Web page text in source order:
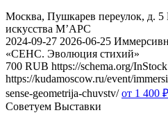
Москва, Пушкарев переулок, д. 5
искусства М’АРС
2024-09-27 2026-06-25
«СЕНС. Эволюция стихий»
700 RUB https://schema.org/InStock
https://kudamoscow.ru/event/
sense-geometrija-chuvstv/ от 1 400 ₽
Советуем Выставки